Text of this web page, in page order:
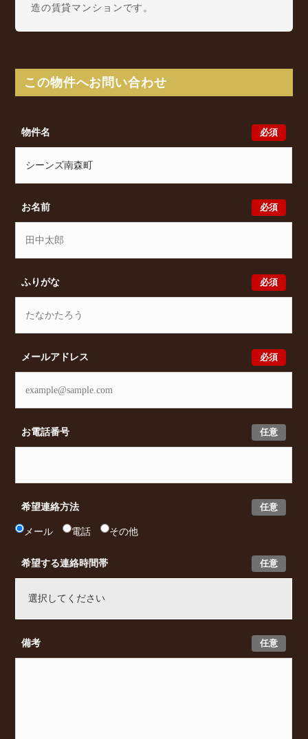
造の賃貸マンションです。
らアクセスが可能となっております。
シーンズ南森町の最新の空室状況のご確認をはじめ、
ョンをお探しでしたら、ぜひ大阪分譲賃貸Classicalま
でお気軽にお問い合わせください。大阪分譲賃貸
ンライン相談も受け付けております。また、希望の条
貸物件をご提案いたします。
この物件へお問い合わせ
必須
物件名
必須
お名前
必須
ふりがな
必須
メールアドレス
任意
お電話番号
任意
希望連絡方法
メール 電話 その他
任意
希望する連絡時間帯
任意
備考